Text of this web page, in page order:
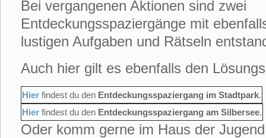
Bei vergangenen Aktionen sind zwei
Entdeckungsspaziergänge mit
lustigen Aufgaben und Rätseln
Auch hier gilt es ebenfalls den
Hier findest du den Entdeckungsspaziergang im Stadtpark.
Hier findest du den Entdeckungsspaziergang am Silbersee.
Oder komm gerne im Haus der